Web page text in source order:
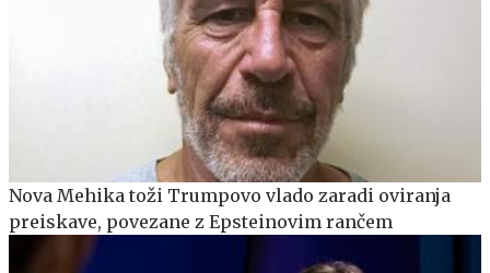
Nova Mehika toži Trumpovo vlado zaradi oviranja
preiskave, povezane z Epsteinovim rančem